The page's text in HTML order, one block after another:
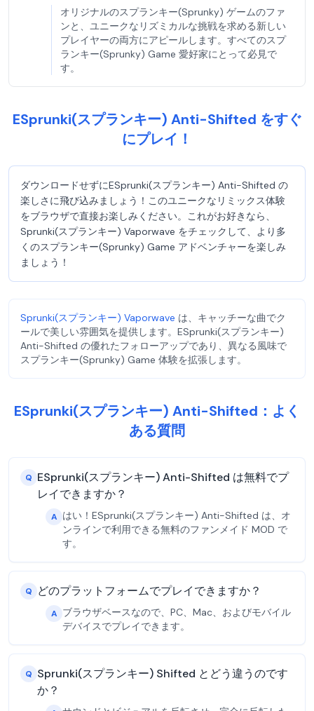
オリジナルのスプランキー(Sprunky) ゲームのファ
ンと、ユニークなリズミカルな挑戦を求める新しい
プレイヤーの両方にアピールします。すべてのスプ
ランキー(Sprunky) Game 愛好家にとって必見で
す。
ESprunki(スプランキー) Anti-Shifted をすぐ
にプレイ！
ダウンロードせずにESprunki(スプランキー) Anti-Shifted の
楽しさに飛び込みましょう！このユニークなリミックス体験
をブラウザで直接お楽しみください。これがお好きなら、
Sprunki(スプランキー) Vaporwave をチェックして、より多
くのスプランキー(Sprunky) Game アドベンチャーを楽しみ
ましょう！
Sprunki(スプランキー) Vaporwave は、キャッチーな曲でク
ールで美しい雰囲気を提供します。ESprunki(スプランキー)
Anti-Shifted の優れたフォローアップであり、異なる風味で
スプランキー(Sprunky) Game 体験を拡張します。
ESprunki(スプランキー) Anti-Shifted：よく
ある質問
Q ESprunki(スプランキー) Anti-Shifted は無料でプ
レイできますか？
A はい！ESprunki(スプランキー) Anti-Shifted は、オ
ンラインで利用できる無料のファンメイド MOD で
す。
Q どのプラットフォームでプレイできますか？
A ブラウザベースなので、PC、Mac、およびモバイル
デバイスでプレイできます。
Q Sprunki(スプランキー) Shifted とどう違うのです
か？